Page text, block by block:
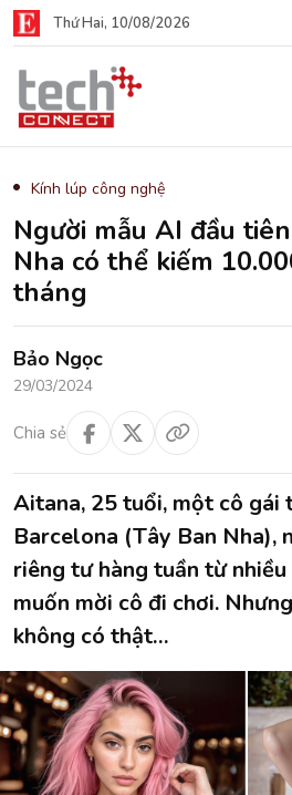
Thứ Hai, 10/08/2026
Kính lúp công nghệ
Người mẫu AI đầu
Nha có thể kiếm
tháng
Bảo Ngọc
29/03/2024
Chia sẻ
Aitana, 25 tuổi, một cô gái
Barcelona (Tây Ban Nha),
riêng tư hàng tuần từ
muốn mời cô đi chơi.
không có thật…